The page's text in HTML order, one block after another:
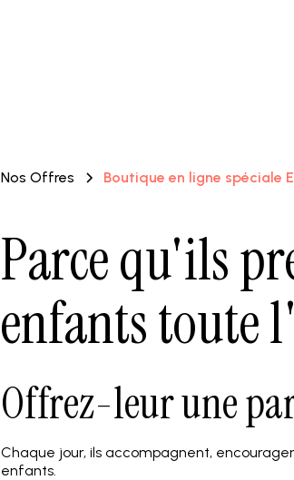
Nos Offres Boutique en ligne spéciale
Parce qu'ils
enfants toute
Offrez-leur une
Chaque jour, ils accompagnent,
enfants.